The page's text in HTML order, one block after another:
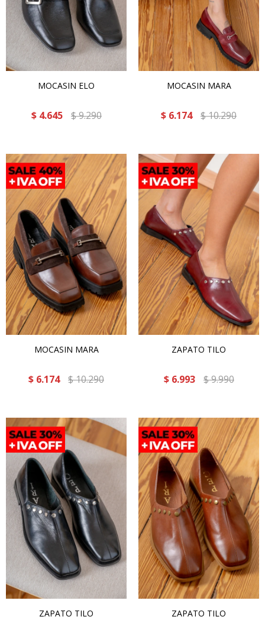
MOCASIN ELO
$ 4.645 $9.290
MOCASIN MARA
$ 6.174 $10.290
MOCASIN MARA
$ 6.174 $10.290
ZAPATO TILO
$ 6.993 $9.990
ZAPATO TILO ZAPATO TILO